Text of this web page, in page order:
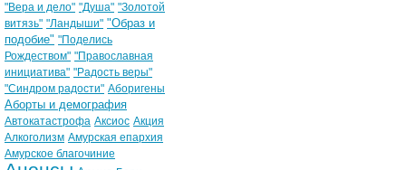
"Вера и дело" "Душа" "Золотой
витязь" "Ландыши" "Образ и
подобие" "Поделись
Рождеством" "Православная
инициатива" "Радость веры"
"Синдром радости" Аборигены
Аборты и демография
Автокатастрофа Аксиос Акция
Алкоголизм Амурская епархия
Амурское благочиние